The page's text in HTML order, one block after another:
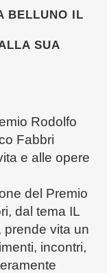
BELLUNO IL
SUA
Rodolfo
Fabbri
e alle opere
del Premio
dal tema IL
prende vita un
incontri,